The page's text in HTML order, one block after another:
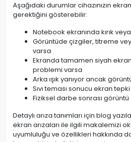
Aşağıdaki durumlar cihazınızın
gerektiğini gösterebilir:
Notebook ekranında kırık
Görüntüde çizgiler, titreme
varsa
Ekranda tamamen siyah
problemi varsa
Arka ışık yanıyor ancak
Sıvı teması sonucu ekran
Fiziksel darbe sonrası
Detaylı arıza tanımları için blog
ekran arızaları ile ilgili makalemizi
uyumluluğu ve özellikleri hakkında